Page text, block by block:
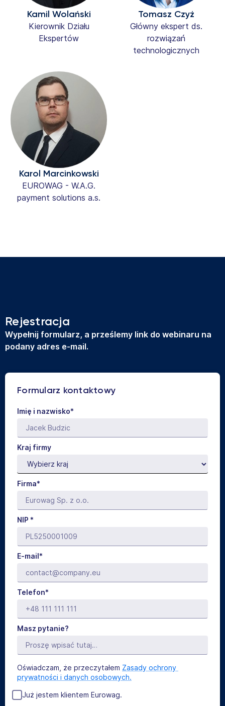
Kamil Wolański
Kierownik Działu
Ekspertów
Tomasz Czyż
Główny ekspert ds.
rozwiązań
technologicznych
Karol Marcinkowski
EUROWAG - W.A.G.
payment solutions a.s.
Rejestracja
Wypełnij formularz, a prześlemy link do webinaru na
podany adres e-mail.
Formularz kontaktowy
Imię i nazwisko*
Kraj firmy
Firma*
NIP *
E-mail*
Telefon*
Masz pytanie?
Oświadczam, że przeczytałem Zasady ochrony
prywatności i danych osobowych.
Już jestem klientem Eurowag.